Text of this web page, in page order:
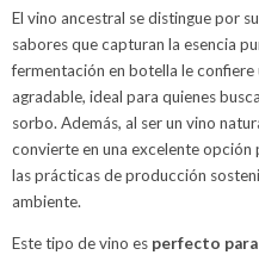
El vino ancestral se distingue por su
sabores que capturan la esencia
fermentación en botella le
agradable, ideal para quienes
sorbo. Además, al ser un vino
convierte en una excelente opción
las prácticas de producción
ambiente.
Este tipo de vino es perfecto